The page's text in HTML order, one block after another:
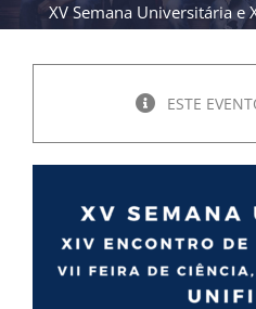
XV Semana Universitária e
ESTE